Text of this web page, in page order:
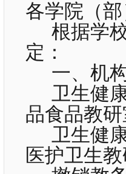
各学院（
根据学
定：
一、机
卫生健
品食品教
卫生健
医护卫生